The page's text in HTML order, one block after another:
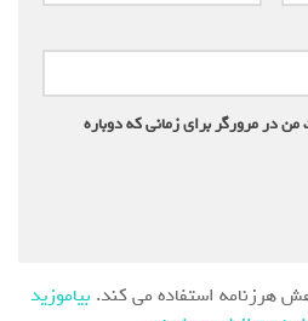
در مرورگر برای زمانی که دوباره
هرزنامه استفاده می کند. بیاموزید